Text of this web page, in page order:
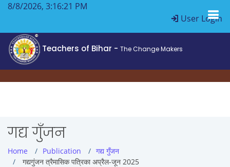
8/8/2026, 3:16:22 PM
User Login
Teachers of Bihar - The Change Makers
गद्य गुँजन
Home Publication
गद्य गुँजन
गद्यगुंजन त्रैमासिक पत्रिका अप्रैल-जून 2025